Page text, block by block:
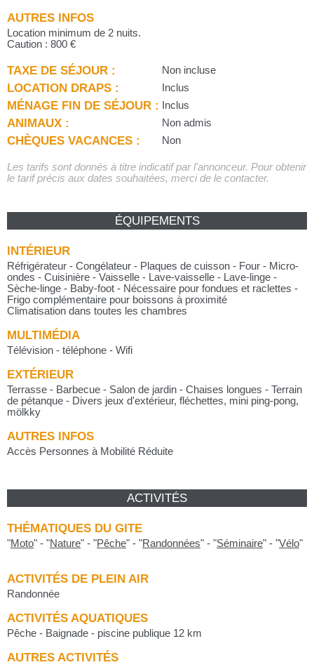
AUTRES INFOS
Location minimum de 2 nuits.
Caution : 800 €
TAXE DE SÉJOUR : Non incluse
LOCATION DRAPS : Inclus
MÉNAGE FIN DE SÉJOUR : Inclus
ANIMAUX : Non admis
CHÈQUES VACANCES : Non
Les tarifs sont donnés à titre indicatif par l'annonceur. Pour obtenir
le tarif précis aux dates souhaitées, merci de le contacter.
ÉQUIPEMENTS
INTÉRIEUR
Réfrigérateur - Congélateur - Plaques de cuisson - Four - Micro-
ondes - Cuisinière - Vaisselle - Lave-vaisselle - Lave-linge -
Sèche-linge - Baby-foot - Nécessaire pour fondues et raclettes -
Frigo complémentaire pour boissons à proximité
Climatisation dans toutes les chambres
MULTIMÉDIA
Télévision - téléphone - Wifi
EXTÉRIEUR
Terrasse - Barbecue - Salon de jardin - Chaises longues - Terrain
de pétanque - Divers jeux d'extérieur, fléchettes, mini ping-pong,
mölkky
AUTRES INFOS
Accès Personnes à Mobilité Réduite
ACTIVITÉS
THÉMATIQUES DU GITE
"Moto" - "Nature" - "Pêche" - "Randonnées" - "Séminaire" - "Vélo"
ACTIVITÉS DE PLEIN AIR
Randonnée
ACTIVITÉS AQUATIQUES
Pêche - Baignade - piscine publique 12 km
AUTRES ACTIVITÉS